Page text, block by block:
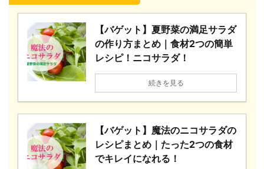
【バゲット】夏野菜の満足サラダ
の作り方まとめ｜食材2つの簡単
レシピ！ニコサラダ！
続きを見る
【バゲット】魔法のニコサラダの
レシピまとめ｜たった2つの食材
でキレイになれる！